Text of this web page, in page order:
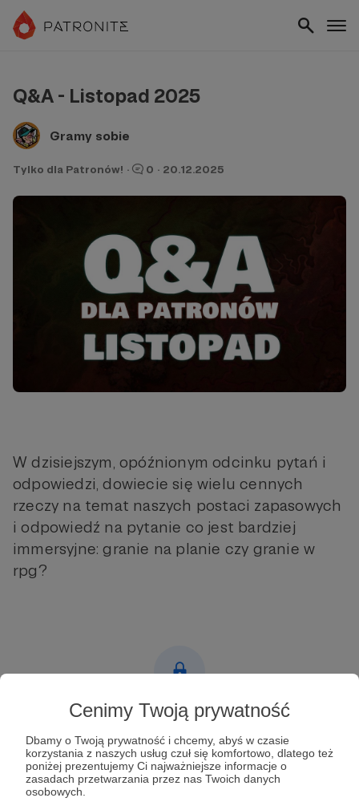
Cenimy Twoją prywatność
Dbamy o Twoją prywatność i chcemy, abyś w czasie
korzystania z naszych usług czuł się komfortowo, dlatego też
poniżej prezentujemy Ci najważniejsze informacje o
zasadach przetwarzania przez nas Twoich danych
osobowych.
Q&A - Listopad 2025
Gramy sobie
Tylko dla Patronów! · 0 · 20.12.2025
W dzisiejszym, opóźnionym odcinku pytań i
odpowiedzi, dowiecie się wielu cennych
rzeczy na temat naszych postaci zapasowych
i odpowiedź na pytanie co jest bardziej
immersyjne: granie na planie czy granie w
rpg?
Post dostępny tylko dla Patronów
Aby zobaczyć ten materiał musisz być zalogowany